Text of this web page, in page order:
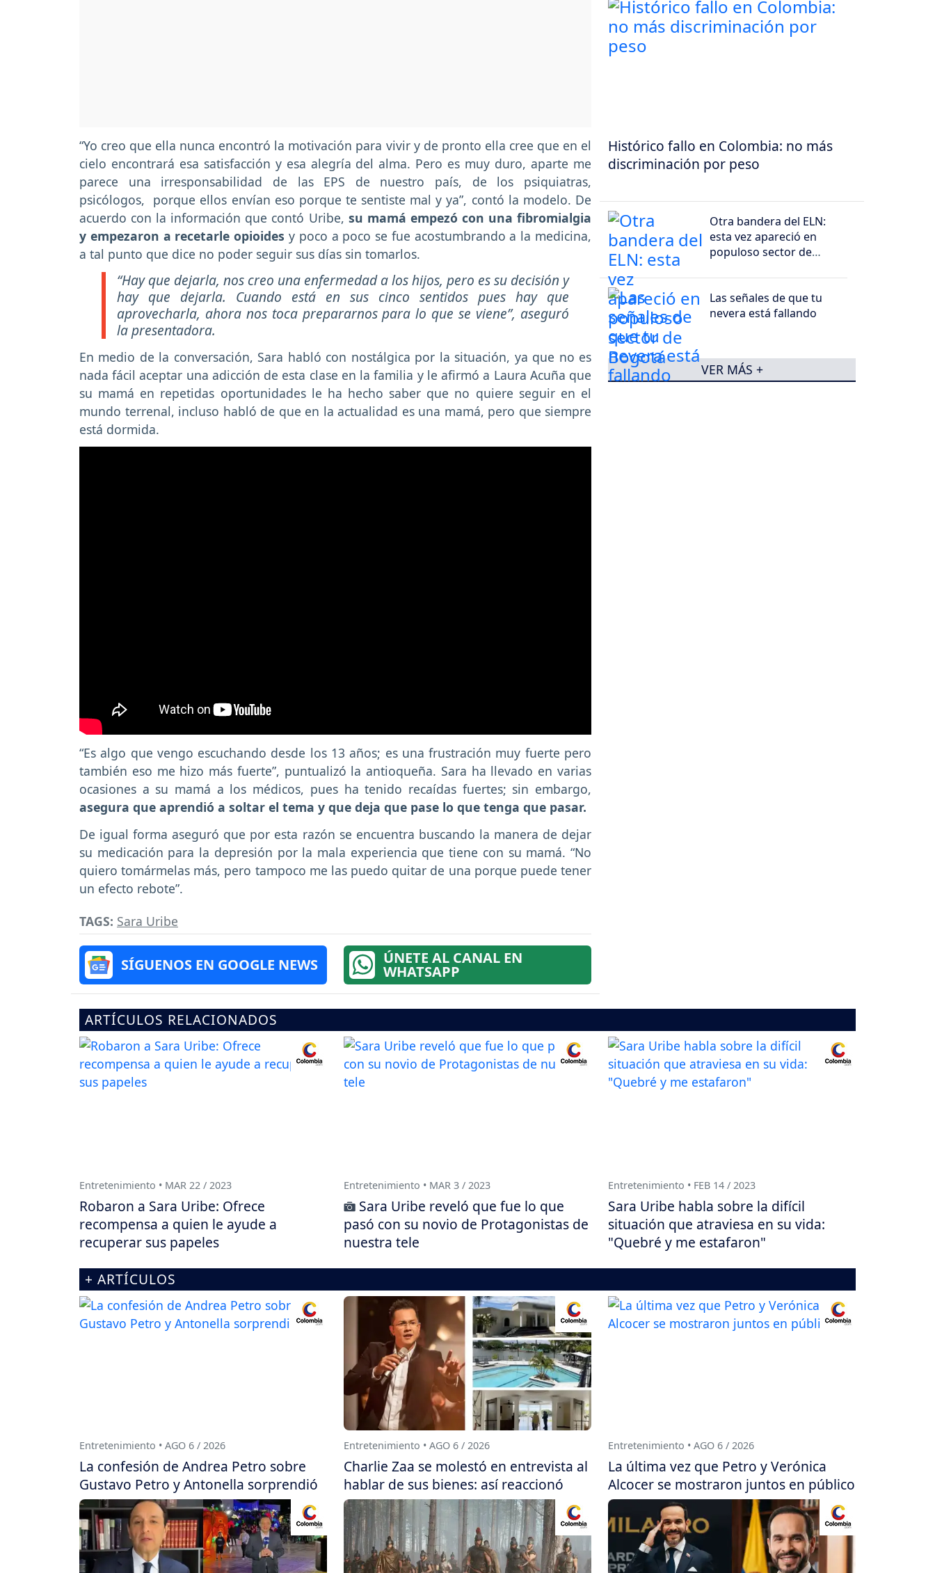
“Yo creo que ella nunca encontró la motivación para vivir y de pronto ella cree que en el
cielo encontrará esa satisfacción y esa alegría del alma. Pero es muy duro, aparte me
parece una irresponsabilidad de las EPS de nuestro país, de los psiquiatras,
psicólogos, porque ellos envían eso porque te sentiste mal y ya”, contó la modelo. De
acuerdo con la información que contó Uribe, su mamá empezó con una fibromialgia
y empezaron a recetarle opioides y poco a poco se fue acostumbrando a la medicina,
a tal punto que dice no poder seguir sus días sin tomarlos.
“Hay que dejarla, nos creo una enfermedad a los hijos, pero es su decisión y
hay que dejarla. Cuando está en sus cinco sentidos pues hay que
aprovecharla, ahora nos toca prepararnos para lo que se viene”, aseguró
la presentadora.
En medio de la conversación, Sara habló con nostálgica por la situación, ya que no es
nada fácil aceptar una adicción de esta clase en la familia y le afirmó a Laura Acuña que
su mamá en repetidas oportunidades le ha hecho saber que no quiere seguir en el
mundo terrenal, incluso habló de que en la actualidad es una mamá, pero que siempre
está dormida.
“Es algo que vengo escuchando desde los 13 años; es una frustración muy fuerte pero
también eso me hizo más fuerte”, puntualizó la antioqueña. Sara ha llevado en varias
ocasiones a su mamá a los médicos, pues ha tenido recaídas fuertes; sin embargo,
asegura que aprendió a soltar el tema y que deja que pase lo que tenga que pasar.
De igual forma aseguró que por esta razón se encuentra buscando la manera de dejar
su medicación para la depresión por la mala experiencia que tiene con su mamá. “No
quiero tomármelas más, pero tampoco me las puedo quitar de una porque puede tener
un efecto rebote”.
TAGS: Sara Uribe
SÍGUENOS EN GOOGLE NEWS ÚNETE AL CANAL EN
WHATSAPP
Histórico fallo en Colombia: no más
discriminación por peso
Otra bandera del ELN:
esta vez apareció en
populoso sector de
Las señales de que tu
nevera está fallando
VER MÁS +
ARTÍCULOS RELACIONADOS
Entretenimiento • MAR 22 / 2023
Robaron a Sara Uribe: Ofrece
recompensa a quien le ayude a
recuperar sus papeles
Entretenimiento • MAR 3 / 2023
Sara Uribe reveló que fue lo que
pasó con su novio de Protagonistas de
nuestra tele
Entretenimiento • FEB 14 / 2023
Sara Uribe habla sobre la difícil
situación que atraviesa en su vida:
"Quebré y me estafaron"
+ ARTÍCULOS
Entretenimiento • AGO 6 / 2026
La confesión de Andrea Petro sobre
Gustavo Petro y Antonella sorprendió
Entretenimiento • AGO 6 / 2026
Charlie Zaa se molestó en entrevista al
hablar de sus bienes: así reaccionó
Entretenimiento • AGO 6 / 2026
La última vez que Petro y Verónica
Alcocer se mostraron juntos en público